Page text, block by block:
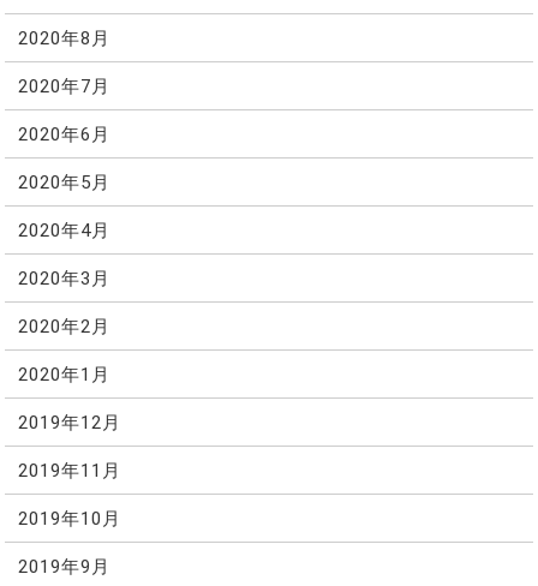
2020年8月
2020年7月
2020年6月
2020年5月
2020年4月
2020年3月
2020年2月
2020年1月
2019年12月
2019年11月
2019年10月
2019年9月